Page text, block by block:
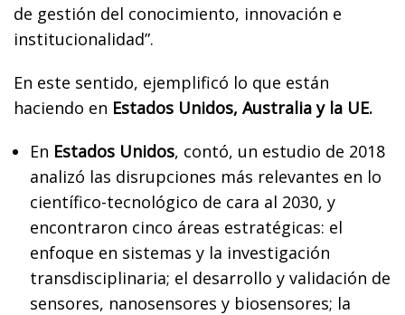
de gestión del conocimiento, innovación e
institucionalidad”.
En este sentido, ejemplificó lo que están
haciendo en Estados Unidos, Australia y la UE.
En Estados Unidos, contó, un estudio de 2018
analizó las disrupciones más relevantes en lo
científico-tecnológico de cara al 2030, y
encontraron cinco áreas estratégicas: el
enfoque en sistemas y la investigación
transdisciplinaria; el desarrollo y validación de
sensores, nanosensores y biosensores; la